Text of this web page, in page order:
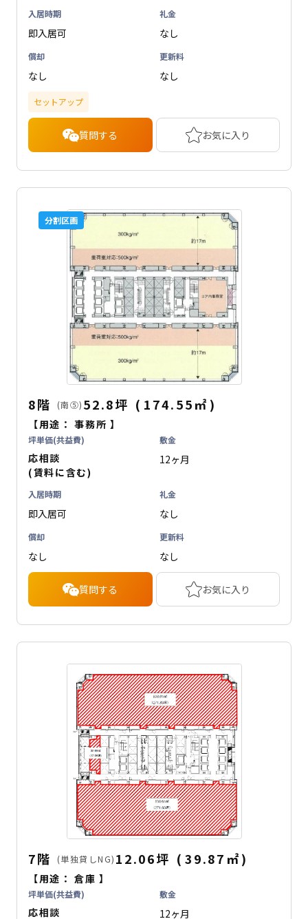
入居時期
即入居可
礼金
なし
償却
なし
更新料
なし
セットアップ
質問する お気に入り
分割区画
8階 (南⑤) 52.8坪 ( 174.55㎡ )
【用途：事務所 】
坪単価(共益費)
応相談
(賃料に含む)
敷金
12ヶ月
入居時期
即入居可
礼金
なし
償却
なし
更新料
なし
質問する お気に入り
7階 (単独貸しNG) 12.06坪 ( 39.87 ㎡)
【用途：倉庫 】
坪単価(共益費)
応相談
敷金
12ヶ月